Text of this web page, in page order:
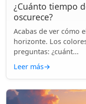
¿Cuánto tiempo
oscurece?
Acabas de ver cómo
horizonte. Los
preguntas: ¿cuánt...
Leer más→